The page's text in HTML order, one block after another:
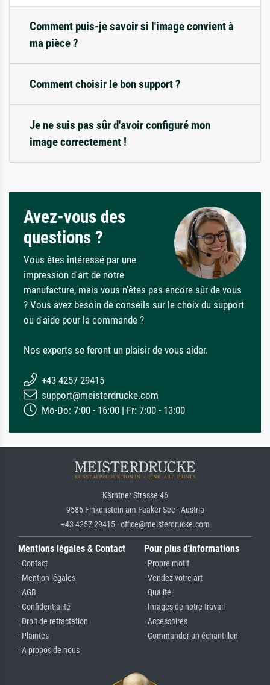
Comment puis-je savoir si l'image convient à
ma pièce ?
Comment choisir le bon support ?
Je ne suis pas sûr d'avoir configuré mon
image correctement !
Avez-vous des
questions ?
Vous êtes intéressé par une
impression d'art de notre
manufacture, mais vous n'êtes pas encore sûr de vous
? Vous avez besoin de conseils sur le choix du support
ou d'aide pour la commande ?
Nos experts se feront un plaisir de vous aider.
+43 4257 29415
support@meisterdrucke.com
Mo-Do: 7:00 - 16:00 | Fr: 7:00 - 13:00
Kärntner Strasse 46
9586 Finkenstein am Faaker See · Austria
+43 4257 29415 · office@meisterdrucke.com
Mentions légales & Contact
· Contact
· Mention légales
· AGB
· Confidentialité
· Droit de rétractation
· Plaintes
· A propos de nous
Pour plus d'informations
· Propre motif
· Vendez votre art
· Qualité
· Images de notre travail
· Accessoires
· Commander un échantillon